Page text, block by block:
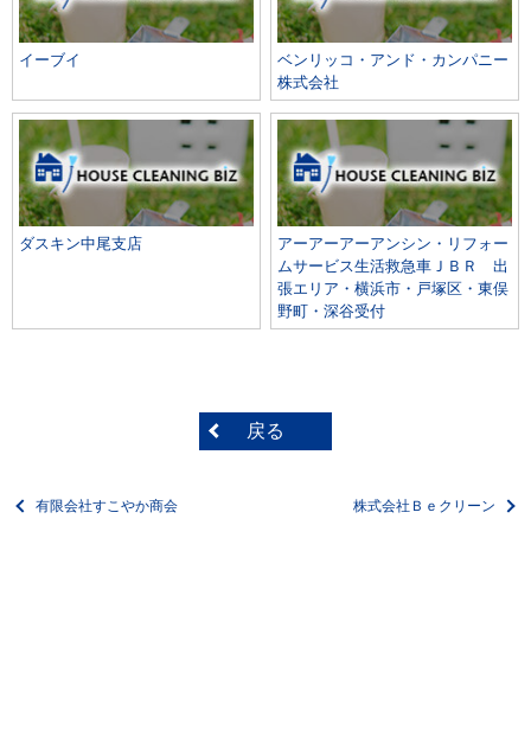
イーブイ
ベンリッコ・アンド・カンパニー
株式会社
ダスキン中尾支店
アーアーアーアンシン・リフォー
ムサービス生活救急車ＪＢＲ 出
張エリア・横浜市・戸塚区・東俣
野町・深谷受付
戻る
有限会社すこやか商会 株式会社Ｂｅクリーン